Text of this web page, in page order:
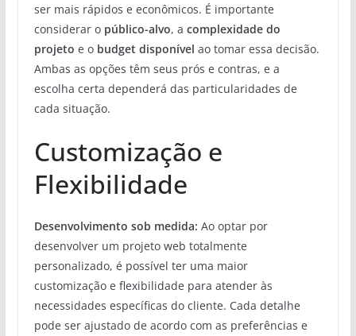
ser mais rápidos e econômicos. É importante
considerar o público-alvo, a complexidade do
projeto e o budget disponível ao tomar essa decisão.
Ambas as opções têm seus prós e contras, e a
escolha certa dependerá das particularidades de
cada situação.
Customização e
Flexibilidade
Desenvolvimento sob medida: Ao optar por
desenvolver um projeto web totalmente
personalizado, é possível ter uma maior
customização e flexibilidade para atender às
necessidades específicas do cliente. Cada detalhe
pode ser ajustado de acordo com as preferências e